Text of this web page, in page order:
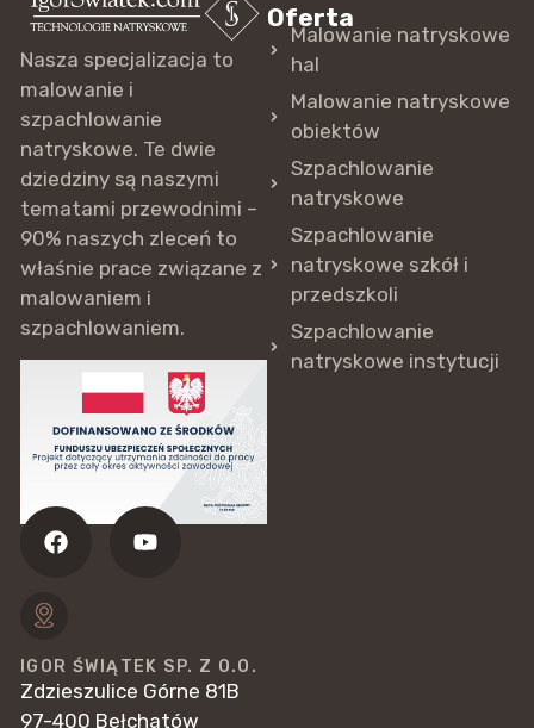
Nasza specjalizacja to
malowanie i
szpachlowanie
natryskowe. Te dwie
dziedziny są naszymi
tematami przewodnimi –
90% naszych zleceń to
właśnie prace związane z
malowaniem i
szpachlowaniem.
Oferta
Malowanie natryskowe
hal
Malowanie natryskowe
obiektów
Szpachlowanie
natryskowe
Szpachlowanie
natryskowe szkół i
przedszkoli
Szpachlowanie
natryskowe instytucji
IGOR ŚWIĄTEK SP. Z O.O.
Zdzieszulice Górne 81B
97-400 Bełchatów